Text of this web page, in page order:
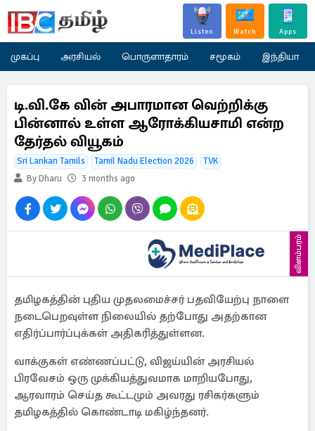
Listen Watch Apps
முகப்பு அரசியல் பொருளாதாரம் சமூகம் இந்தியா
டி.வி.கே வின் அபாரமான வெற்றிக்கு
பின்னால் உள்ள ஆரோக்கியசாமி என்ற
தேர்தல் வியூகம்
Sri Lankan Tamils Tamil Nadu Election 2026
TVK
By Dharu
3 months ago
விளம்பரம்
தமிழகத்தின் புதிய முதலமைச்சர் பதவியேற்பு நாளை
நடைபெறவுள்ள நிலையில் தற்போது அதற்கான
எதிர்ப்பார்ப்புக்கள் அதிகரித்துள்ளன.
வாக்குகள் எண்ணப்பட்டு, விஜய்யின் அரசியல்
பிரவேசம் ஒரு முக்கியத்துவமாக மாறியபோது, ​​
ஆரவாரம் செய்த கூட்டமும் அவரது ரசிகர்களும்
தமிழகத்தில் கொண்டாடி மகிழ்ந்தனர்.